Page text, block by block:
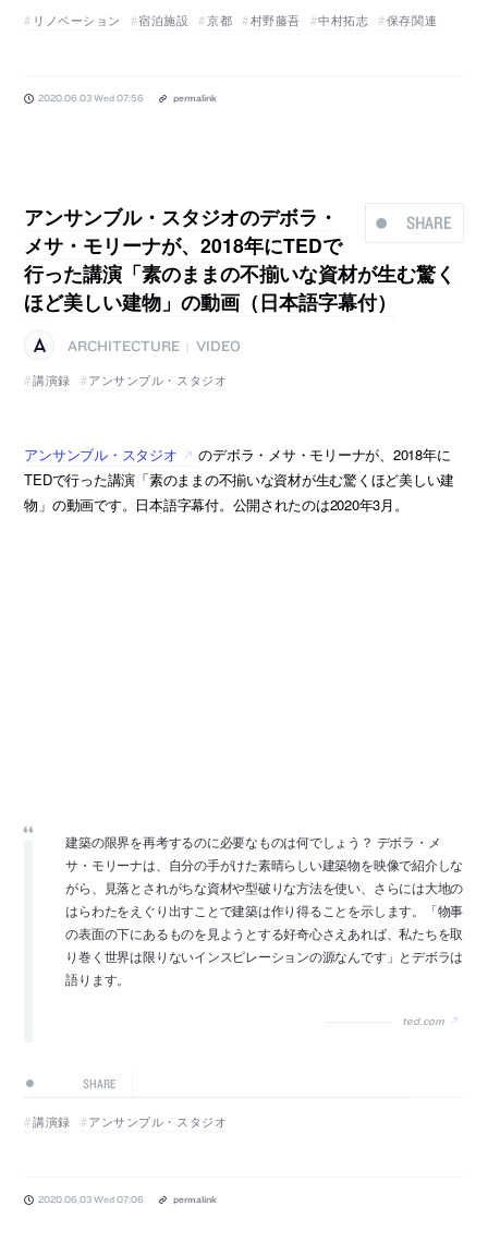
リノベーション 宿泊施設 京都 村野藤吾 中村拓志 保存関連
2020.06.03 Wed 07:56 permalink
SHARE
アンサンブル・スタジオのデボラ・
メサ・モリーナが、2018年にTEDで
行った講演「素のままの不揃いな資材が生む驚く
ほど美しい建物」の動画（日本語字幕付）
ARCHITECTURE
VIDEO
講演録
アンサンブル・スタジオ
アンサンブル・スタジオ
のデボラ・メサ・モリーナが、2018年に
TEDで行った講演「素のままの不揃いな資材が生む驚くほど美しい建
物」の動画です。日本語字幕付。公開されたのは2020年3月。
建築の限界を再考するのに必要なものは何でしょう？ デボラ・メ
サ・モリーナは、自分の手がけた素晴らしい建築物を映像で紹介しな
がら、見落とされがちな資材や型破りな方法を使い、さらには大地の
はらわたをえぐり出すことで建築は作り得ることを示します。「物事
の表面の下にあるものを見ようとする好奇心さえあれば、私たちを取
り巻く世界は限りないインスピレーションの源なんです」とデボラは
語ります。
ted.com
SHARE
講演録 アンサンブル・スタジオ
2020.06.03 Wed 07:06 permalink